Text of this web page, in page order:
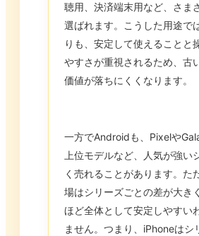
聴用、決済端末用など、さま
選ばれます。こうした用途で
りも、安定して使えることと
やすさが重視されるため、古
価値が落ちにくくなります。
一方でAndroidも、Pixelや
上位モデルなど、人気が強い
く売れることがあります。た
場はシリーズごとの差が大き
ほど全体として安定しやすい
ません。つまり、iPhoneはシ